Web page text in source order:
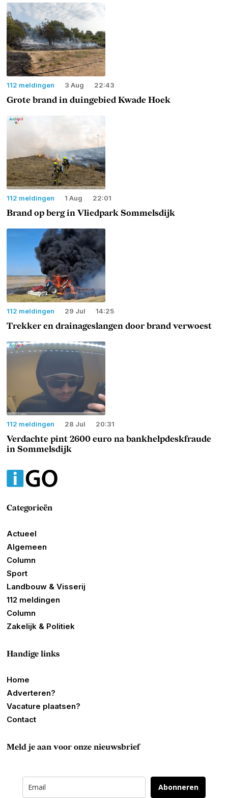
112 meldingen 3 Aug 22:43
Grote brand in duingebied Kwade Hoek
112 meldingen 1 Aug 22:01
Brand op berg in Vliedpark Sommelsdijk
112 meldingen 29 Jul 14:25
Trekker en drainageslangen door brand verwoest
112 meldingen 28 Jul 20:31
Verdachte pint 2600 euro na bankhelpdeskfraude
in Sommelsdijk
Categorieën
Actueel
Algemeen
Column
Sport
Landbouw & Visserij
112 meldingen
Column
Zakelijk & Politiek
Handige links
Home
Adverteren?
Vacature plaatsen?
Contact
Meld je aan voor onze nieuwsbrief
Abonneren